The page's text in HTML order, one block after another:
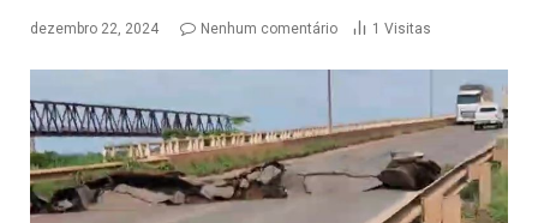
dezembro 22, 2024 Nenhum comentário 1 Visitas